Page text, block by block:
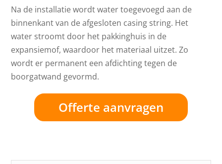
Na de installatie wordt water toegevoegd aan de
binnenkant van de afgesloten casing string. Het
water stroomt door het pakkinghuis in de
expansiemof, waardoor het materiaal uitzet. Zo
wordt er permanent een afdichting tegen de
boorgatwand gevormd.
Offerte aanvragen